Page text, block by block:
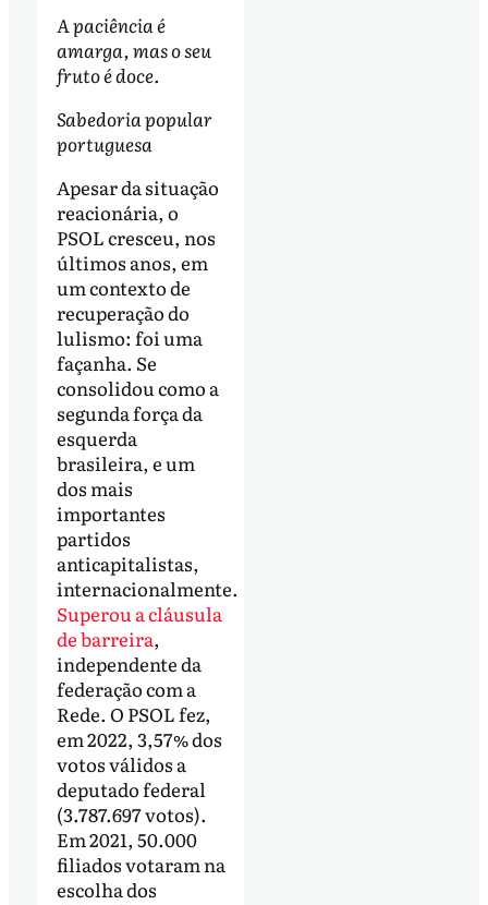
A paciência é
amarga, mas o seu
fruto é doce.
Sabedoria popular
portuguesa
Apesar da situação
reacionária, o
PSOL cresceu, nos
últimos anos, em
um contexto de
recuperação do
lulismo: foi uma
façanha. Se
consolidou como a
segunda força da
esquerda
brasileira, e um
dos mais
importantes
partidos
anticapitalistas,
internacionalmente.
Superou a cláusula
de barreira,
independente da
federação com a
Rede. O PSOL fez,
em 2022, 3,57% dos
votos válidos a
deputado federal
(3.787.697 votos).
Em 2021, 50.000
filiados votaram na
escolha dos